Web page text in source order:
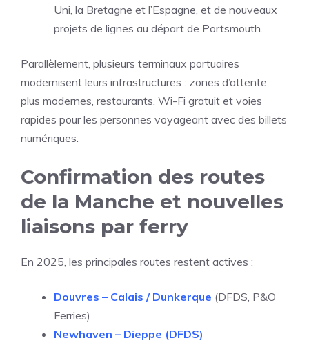
Uni, la Bretagne et l’Espagne, et de nouveaux
projets de lignes au départ de Portsmouth.
Parallèlement, plusieurs terminaux portuaires
modernisent leurs infrastructures : zones d’attente
plus modernes, restaurants, Wi-Fi gratuit et voies
rapides pour les personnes voyageant avec des billets
numériques.
Confirmation des routes
de la Manche et nouvelles
liaisons par ferry
En 2025, les principales routes restent actives :
Douvres – Calais / Dunkerque (DFDS, P&O
Ferries)
Newhaven – Dieppe (DFDS)